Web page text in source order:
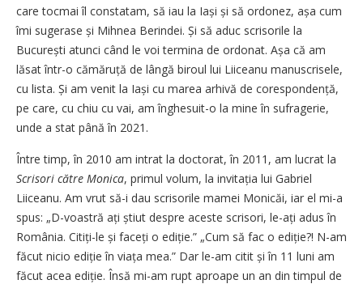
care tocmai îl constatam, să iau la Iași și să ordonez, așa cum
îmi sugerase și Mihnea Berindei. Și să aduc scrisorile la
București atunci când le voi termina de ordonat. Așa că am
lăsat într-o cămăruță de lângă biroul lui Liiceanu manuscrisele,
cu lista. Și am venit la Iași cu marea arhivă de corespondență,
pe care, cu chiu cu vai, am înghesuit-o la mine în sufragerie,
unde a stat până în 2021.
Între timp, în 2010 am intrat la doctorat, în 2011, am lucrat la
Scrisori către Monica, primul volum, la invitația lui Gabriel
Liiceanu. Am vrut să-i dau scrisorile mamei Monicăi, iar el mi-a
spus: „D-voastră ați știut despre aceste scrisori, le-ați adus în
România. Citiți-le și faceți o ediție.” „Cum să fac o ediție?! N-am
făcut nicio ediție în viața mea.” Dar le-am citit și în 11 luni am
făcut acea ediție. Însă mi-am rupt aproape un an din timpul de